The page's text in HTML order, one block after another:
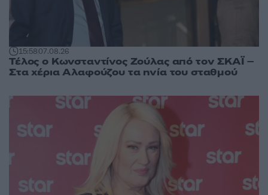
15:5807.08.26
Τέλος ο Κωνσταντίνος Ζούλας από τον ΣΚΑΪ –
Στα χέρια Αλαφούζου τα ηνία του σταθμού